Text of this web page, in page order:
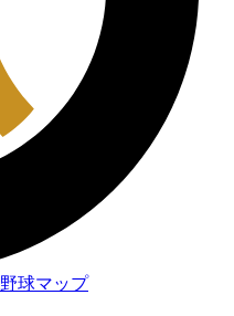
野球マップ